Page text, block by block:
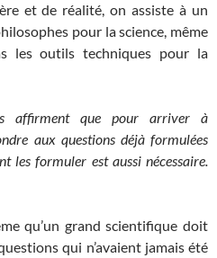
et de réalité, on assiste à un
pour la science, même
les outils techniques pour la
affirment que pour arriver à
aux questions déjà formulées
les formuler est aussi nécessaire.
qu’un grand scientifique doit
qui n’avaient jamais été